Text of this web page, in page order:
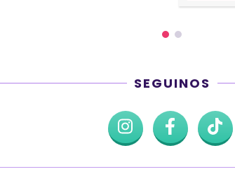
SEGUINOS